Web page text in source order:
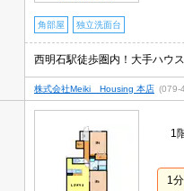
角部屋 独立洗面台
西明石駅徒歩圏内！大手ハウ
株式会社Meiki Housing 本店 (079-
1
1